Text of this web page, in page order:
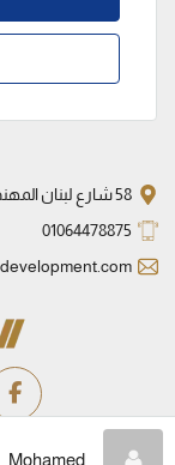
58 شارع لبنان المهندسين الجيزه جمهورية مصر العربية
01064478875
Mohamed